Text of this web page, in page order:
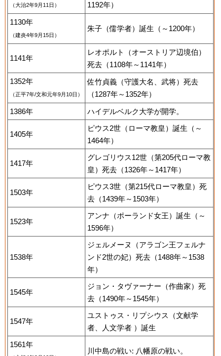
（大治2年9月11日）
1192年）
1130年
（建炎4年9月15日）
朱子（儒学者）誕生（～1200年）
1141年
レオポルト（オーストリア辺境伯）
死去（1108年～1141年）
1352年
（正平7年/文和元年9月10日）
佐竹貞義（守護大名、武将）死去
（1287年～1352年）
1386年 ハイデルベルク大学が開学。
1405年
ピウス2世（ローマ教皇）誕生（～
1464年）
1417年
グレゴリウス12世（第205代ローマ教
皇）死去（1326年～1417年）
1503年
ピウス3世（第215代ローマ教皇）死
去（1439年～1503年）
1523年
アンナ（ポーランド女王）誕生（～
1596年）
1538年
ジェルメーヌ（アラゴン王フェルナ
ンド2世の妃）死去（1488年～1538
年）
1545年
ジョン・タヴァーナー（作曲家）死
去（1490年～1545年）
1547年
ユストゥス・リプシウス（文献学
者、人文学者 ）誕生
1561年
川中島の戦い: 八幡原の戦い。